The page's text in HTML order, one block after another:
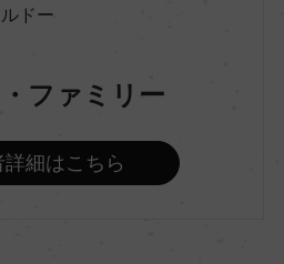
ドー
ファミリー
細はこちら